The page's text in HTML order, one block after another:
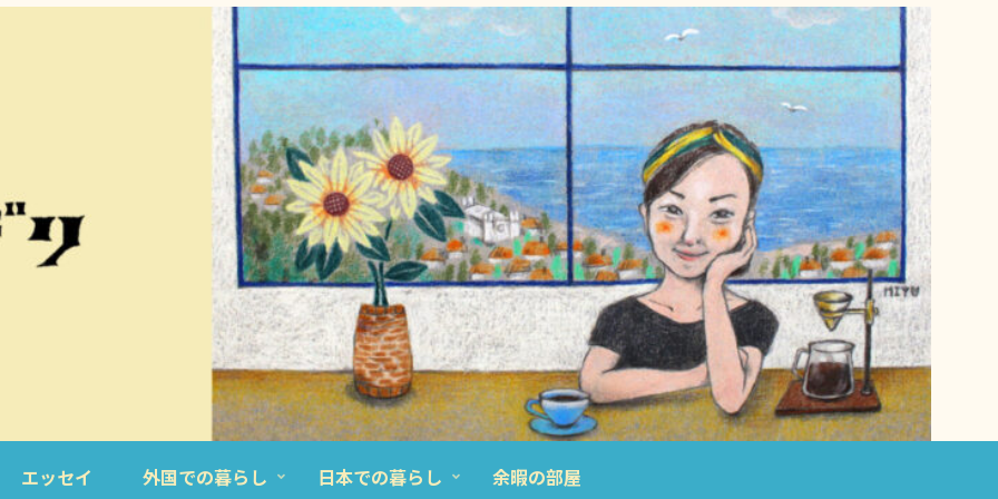
エッセイ 外国での暮らし 日本での暮らし 余暇の部屋